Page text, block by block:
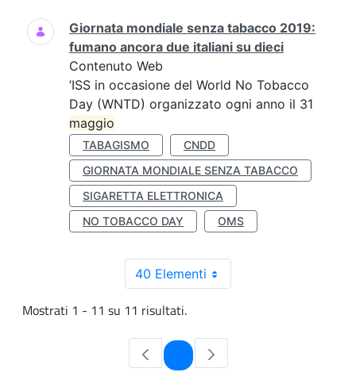
Giornata mondiale senza tabacco 2019:
fumano ancora due italiani su dieci
Contenuto Web
’ISS in occasione del World No Tobacco
Day (WNTD) organizzato ogni anno il 31
maggio
TABAGISMO
CNDD
GIORNATA MONDIALE SENZA TABACCO
SIGARETTA ELETTRONICA
NO TOBACCO DAY
OMS
40 Elementi
Mostrati 1 - 11 su 11 risultati.
Pagina